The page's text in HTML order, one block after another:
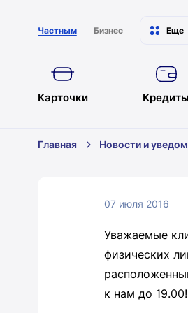
Частным Бизнес Еще
Карточки Кредиты
Главная Новости и
07 июля 2016
Уважаемые
физических
к нам до